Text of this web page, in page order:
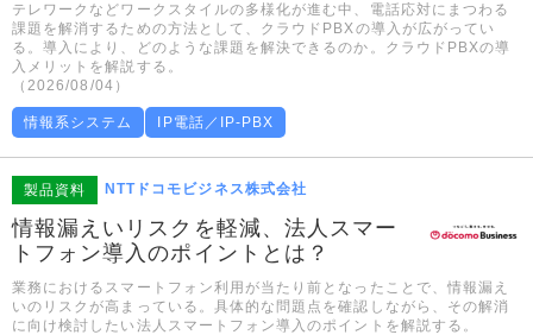
テレワークなどワークスタイルの多様化が進む中、電話応対にまつわる
課題を解消するための方法として、クラウドPBXの導入が広がってい
る。導入により、どのような課題を解決できるのか。クラウドPBXの導
入メリットを解説する。
（2026/08/04）
情報系システム IP電話／IP-PBX
製品資料 NTTドコモビジネス株式会社
情報漏えいリスクを軽減、法人スマー
トフォン導入のポイントとは？
業務におけるスマートフォン利用が当たり前となったことで、情報漏え
いのリスクが高まっている。具体的な問題点を確認しながら、その解消
に向け検討したい法人スマートフォン導入のポイントを解説する。